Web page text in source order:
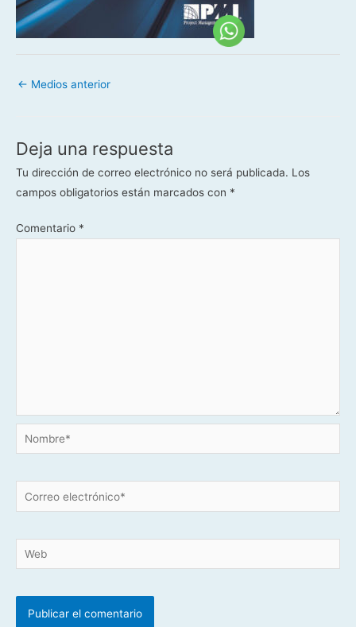
← Medios anterior
Deja una respuesta
Tu dirección de correo electrónico no será publicada. Los
campos obligatorios están marcados con *
Comentario *
Nombre*
Correo
electrónico*
Web